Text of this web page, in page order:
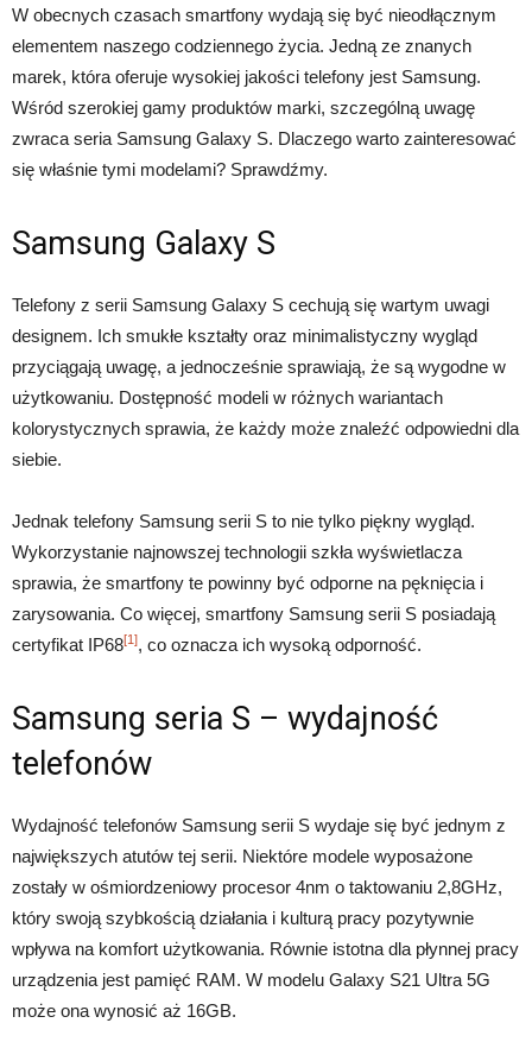
W obecnych czasach smartfony wydają się być nieodłącznym
elementem naszego codziennego życia. Jedną ze znanych
marek, która oferuje wysokiej jakości telefony jest Samsung.
Wśród szerokiej gamy produktów marki, szczególną uwagę
zwraca seria Samsung Galaxy S. Dlaczego warto zainteresować
się właśnie tymi modelami? Sprawdźmy.
Samsung Galaxy S
Telefony z serii Samsung Galaxy S cechują się wartym uwagi
designem. Ich smukłe kształty oraz minimalistyczny wygląd
przyciągają uwagę, a jednocześnie sprawiają, że są wygodne w
użytkowaniu. Dostępność modeli w różnych wariantach
kolorystycznych sprawia, że każdy może znaleźć odpowiedni dla
siebie.
Jednak telefony Samsung serii S to nie tylko piękny wygląd.
Wykorzystanie najnowszej technologii szkła wyświetlacza
sprawia, że smartfony te powinny być odporne na pęknięcia i
zarysowania. Co więcej, smartfony Samsung serii S posiadają
certyfikat IP68[1], co oznacza ich wysoką odporność.
Samsung seria S – wydajność
telefonów
Wydajność telefonów Samsung serii S wydaje się być jednym z
największych atutów tej serii. Niektóre modele wyposażone
zostały w ośmiordzeniowy procesor 4nm o taktowaniu 2,8GHz,
który swoją szybkością działania i kulturą pracy pozytywnie
wpływa na komfort użytkowania. Równie istotna dla płynnej pracy
urządzenia jest pamięć RAM. W modelu Galaxy S21 Ultra 5G
może ona wynosić aż 16GB.